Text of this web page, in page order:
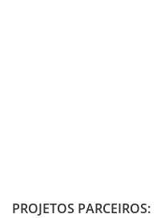
PROJETOS PARCEIROS: